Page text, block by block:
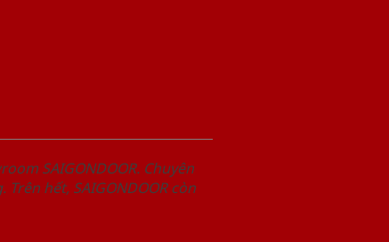
SAIGONDOOR. Chuyên
hết, SAIGONDOOR còn